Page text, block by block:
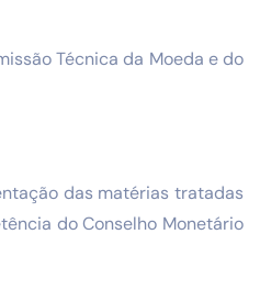
Técnica da Moeda e do
das matérias tratadas
do Conselho Monetário